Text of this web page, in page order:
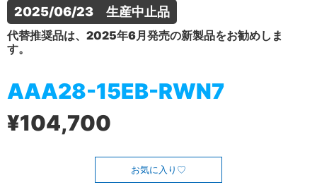
2025/06/23　生産中止品
代替推奨品は、2025年6月発売の新製品をお勧めしま
す。
AAA28-15EB-RWN7
¥104,700
お気に入り